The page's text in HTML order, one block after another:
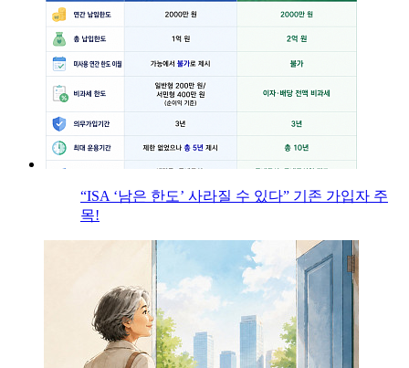
“ISA ‘남은 한도’ 사라질 수 있다” 기존 가입자 주
목!